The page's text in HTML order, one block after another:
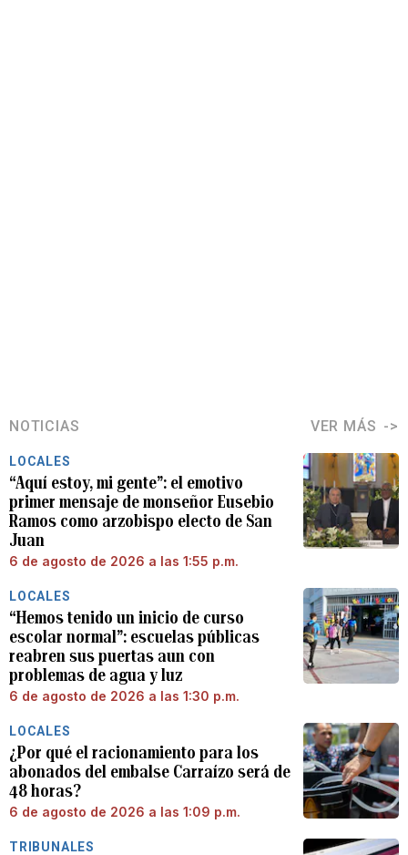
NOTICIAS VER MÁS
LOCALES
“Aquí estoy, mi gente”: el emotivo
primer mensaje de monseñor Eusebio
Ramos como arzobispo electo de San
Juan
6 de agosto de 2026 a las 1:55 p.m.
LOCALES
“Hemos tenido un inicio de curso
escolar normal”: escuelas públicas
reabren sus puertas aun con
problemas de agua y luz
6 de agosto de 2026 a las 1:30 p.m.
LOCALES
¿Por qué el racionamiento para los
abonados del embalse Carraízo será de
48 horas?
6 de agosto de 2026 a las 1:09 p.m.
TRIBUNALES